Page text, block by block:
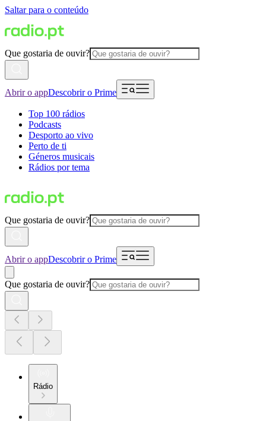
Saltar para o conteúdo
Que gostaria de ouvir?
Abrir o appDescobrir o Prime
Top 100 rádios
Podcasts
Desporto ao vivo
Perto de ti
Géneros musicais
Rádios por tema
Que gostaria de ouvir?
Abrir o appDescobrir o Prime
Que gostaria de ouvir?
Rádio